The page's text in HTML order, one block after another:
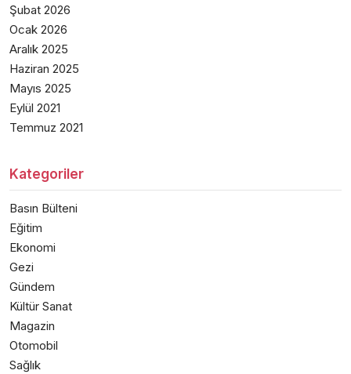
Şubat 2026
Ocak 2026
Aralık 2025
Haziran 2025
Mayıs 2025
Eylül 2021
Temmuz 2021
Kategoriler
Basın Bülteni
Eğitim
Ekonomi
Gezi
Gündem
Kültür Sanat
Magazin
Otomobil
Sağlık